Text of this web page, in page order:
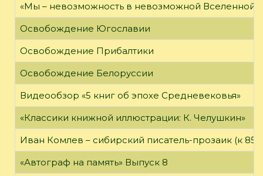
«Мы – невозможность в невозможной Вселенной»
Освобождение Югославии
Освобождение Прибалтики
Освобождение Белоруссии
Видеообзор «5 книг об эпохе Средневековья»
«Классики книжной иллюстрации: К. Челушкин»
Иван Комлев – сибирский писатель-прозаик (к 85-
«Автограф на память» Выпуск 8